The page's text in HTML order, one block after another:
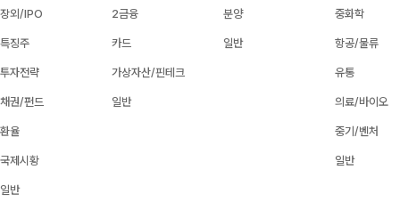
장외/IPO
특징주
투자전략
채권/펀드
환율
국제시황
일반
2금융
카드
가상자산/핀테크
일반
분양
일반
중화학
항공/물류
유통
의료/바이오
중기/벤처
일반